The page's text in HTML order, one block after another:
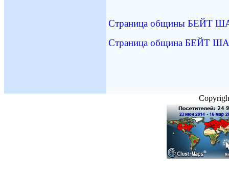
Страница общины БЕЙТ
Страница община БЕЙТ